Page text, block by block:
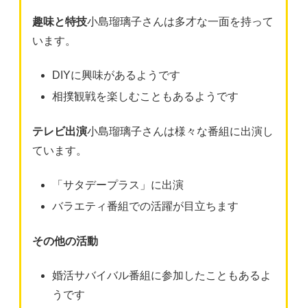
趣味と特技小島瑠璃子さんは多才な一面を持って
います。
DIYに興味があるようです
相撲観戦を楽しむこともあるようです
テレビ出演小島瑠璃子さんは様々な番組に出演し
ています。
「サタデープラス」に出演
バラエティ番組での活躍が目立ちます
その他の活動
婚活サバイバル番組に参加したこともあるよ
うです